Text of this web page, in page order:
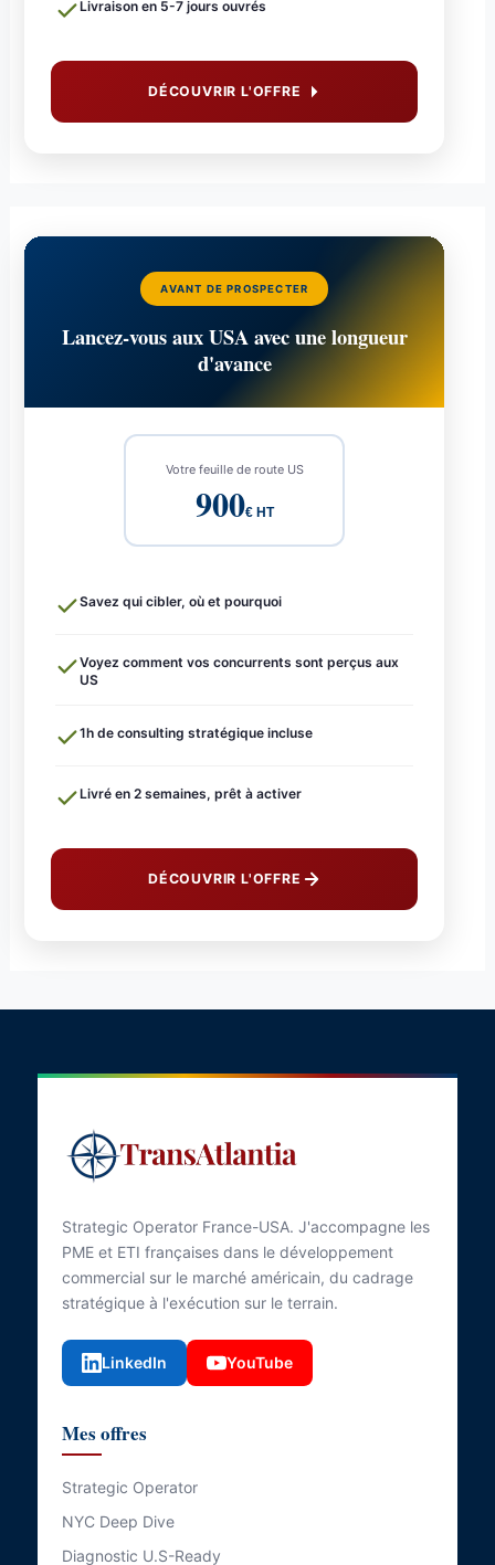
Livraison en 5-7 jours ouvrés
DÉCOUVRIR L'OFFRE
AVANT DE PROSPECTER
Lancez-vous aux USA avec une longueur
d'avance
Votre feuille de route US
900€ HT
Savez qui cibler, où et pourquoi
Voyez comment vos concurrents sont perçus aux
US
1h de consulting stratégique incluse
Livré en 2 semaines, prêt à activer
DÉCOUVRIR L'OFFRE
Strategic Operator France-USA. J'accompagne les
PME et ETI françaises dans le développement
commercial sur le marché américain, du cadrage
stratégique à l'exécution sur le terrain.
LinkedIn YouTube
Mes offres
Strategic Operator
NYC Deep Dive
Diagnostic U.S-Ready